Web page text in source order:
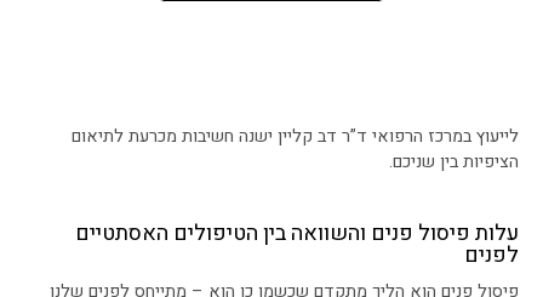
לייעוץ במרכז הרפואי ד”ר דב קליין ישנה חשיבות מכרעת לתיאום
הציפיות בין שניכם.
עלות פיסול פנים והשוואה בין הטיפולים האסתטיים
לפנים
פיסול פנים הוא הליך מתקדם שכשמו כן הוא – מתייחס לפנים שלנו